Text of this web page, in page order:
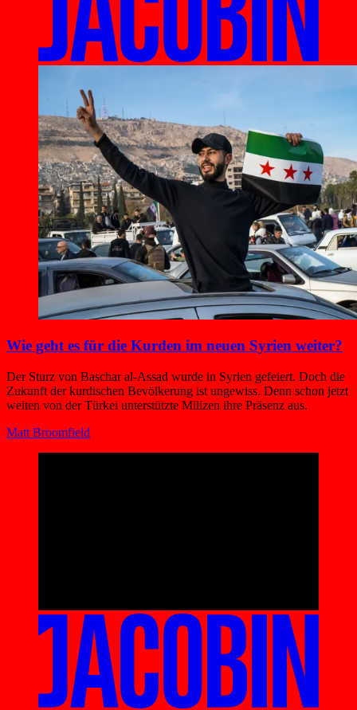
Wie geht es für die Kurden im neuen Syrien weiter?
Der Sturz von Baschar al-Assad wurde in Syrien gefeiert. Doch die
Zukunft der kurdischen Bevölkerung ist ungewiss. Denn schon jetzt
weiten von der Türkei unterstützte Milizen ihre Präsenz aus.
Matt Broomfield